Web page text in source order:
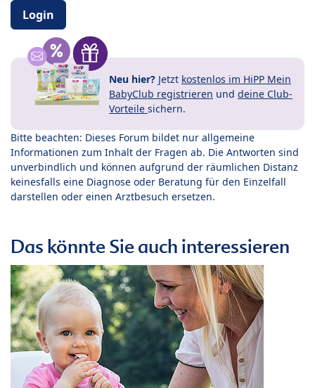
Login
Neu hier? Jetzt kostenlos im HiPP Mein
BabyClub registrieren und deine Club-
Vorteile sichern.
Bitte beachten: Dieses Forum bildet nur allgemeine
Informationen zum Inhalt der Fragen ab. Die Antworten sind
unverbindlich und können aufgrund der räumlichen Distanz
keinesfalls eine Diagnose oder Beratung für den Einzelfall
darstellen oder einen Arztbesuch ersetzen.
Das könnte Sie auch interessieren